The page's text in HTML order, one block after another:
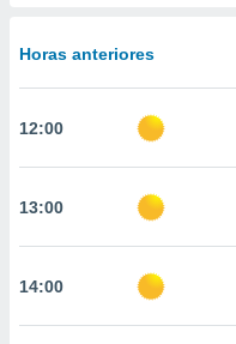
ou
permite-
Horas anteriores
12:00
13:00
14:00